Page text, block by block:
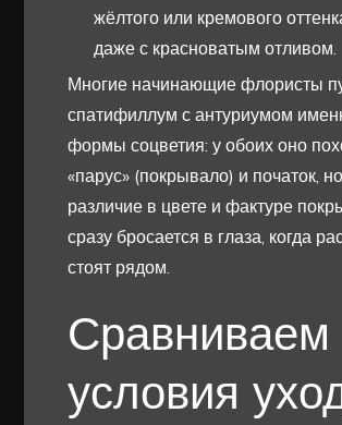
жёлтого или кремового
даже с красноватым отливом.
Многие начинающие флористы
спатифиллум с антуриумом
формы соцветия: у обоих оно
«парус» (покрывало) и початок, но
различие в цвете и фактуре
сразу бросается в глаза, когда
стоят рядом.
Сравниваем
условия